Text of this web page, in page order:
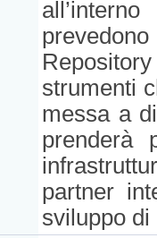
strumenti
messa a
prenderà
partner
sviluppo di